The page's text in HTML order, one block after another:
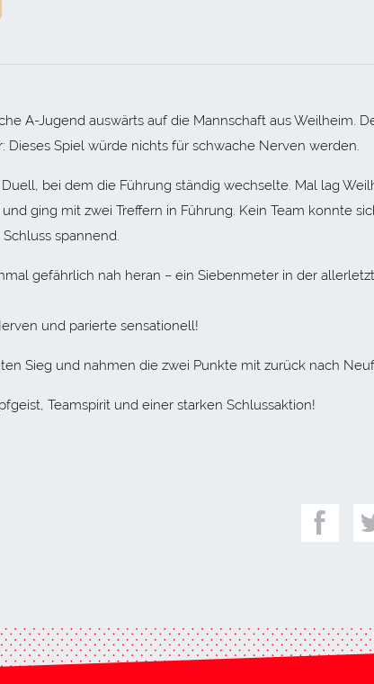
A-Jugend auswärts auf die Mannschaft aus Weilheim.
Spiel würde nichts für schwache Nerven werden.
bei dem die Führung ständig wechselte. Mal lag
ging mit zwei Treffern in Führung. Kein Team konnte
spannend.
gefährlich nah heran – ein Siebenmeter in der
und parierte sensationell!
Sieg und nahmen die zwei Punkte mit zurück nach
Teamspirit und einer starken Schlussaktion!